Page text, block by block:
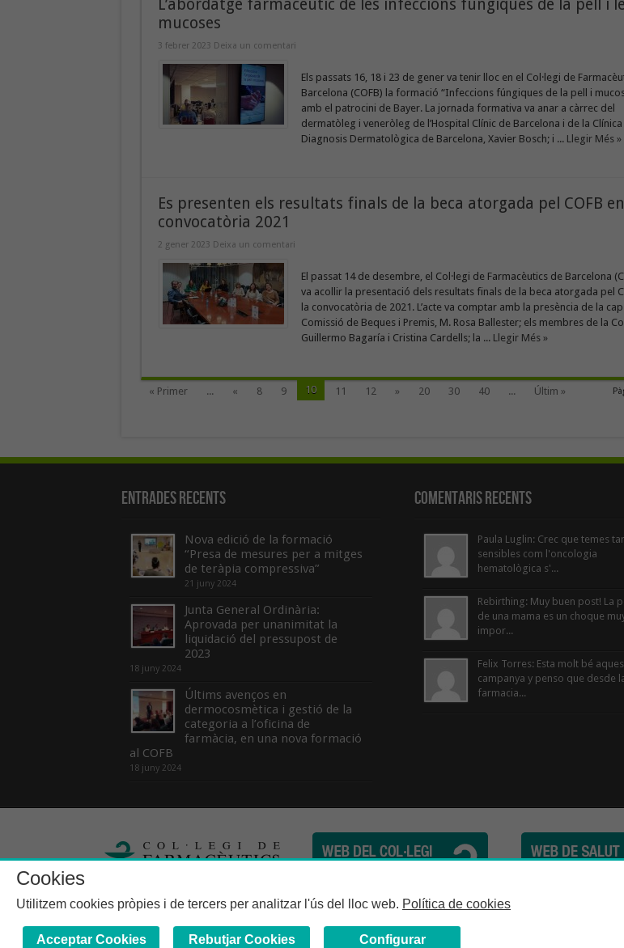
L’abordatge farmacèutic de les infeccions fúngiques de la pell i
mucoses
3 febrer 2023 Deixa un comentari
Els passats 16, 18 i 23 de gener va tenir lloc en el Col·legi de
Barcelona (COFB) la formació “Infeccions fúngiques de la pell i
amb el patrocini de Bayer. La jornada formativa va anar a càrrec del
dermatòleg i veneròleg de l’Hospital Clínic de Barcelona i de la Clínica
Diagnosis Dermatològica de Barcelona, Xavier Bosch; i ... Llegir Més »
Es presenten els resultats finals de la beca atorgada pel COFB
convocatòria 2021
2 gener 2023 Deixa un comentari
El passat 14 de desembre, el Col·legi de Farmacèutics de Barcelona
va acollir la presentació dels resultats finals de la beca atorgada pel
la convocatòria de 2021. L’acte va comptar amb la presència de la
Comissió de Beques i Premis, M. Rosa Ballester; els membres de la
Guillermo Bagaría i Cristina Cardells; la ... Llegir Més »
« Primer ... « 8 9 10 11 12 » 20 30 40 ... Últim »
Entrades recents
Nova edició de la formació
“Presa de mesures per a mitges
de teràpia compressiva”
21 juny 2024
Junta General Ordinària:
Aprovada per unanimitat la
liquidació del pressupost de
2023
18 juny 2024
Últims avenços en
dermocosmètica i gestió de la
categoria a l’oficina de
farmàcia, en una nova formació
al COFB
18 juny 2024
Comentaris Recents
Paula Luglin: Crec que temes
sensibles com l'oncologia
hematològica s'...
Rebirthing: Muy buen post! La
de una mama es un choque
impor...
Felix Torres: Esta molt bé
campanya y penso que desde
farmacia...
Col·legi de Farmacèutics de la Província de Barcelona | C. Girona, n° 64-
Cookies
Utilitzem cookies pròpies i de tercers per analitzar l'ús del lloc web. Política de cookies
Acceptar Cookies Rebutjar Cookies Configurar